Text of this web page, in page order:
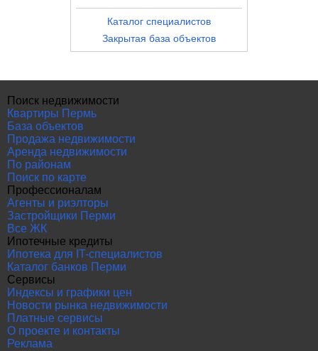
Каталог специалистов
Закрытая база объектов
Поиск недвижимости
Квартиры Пермь
База объектов
Продажа недвижимости
Аренда недвижимости
По районам
Поиск по карте
Профессионалам
Агенты и риэлторы
Застройщики Перми
Все ЖК
Ипотечные кредиты
Ипотека для IT-специалистов
Каталог банков Перми
Сервисы
Индексы и графики цен
Новости рынка недвижимости
Платные сервисы
О проекте и контакты
Реклама